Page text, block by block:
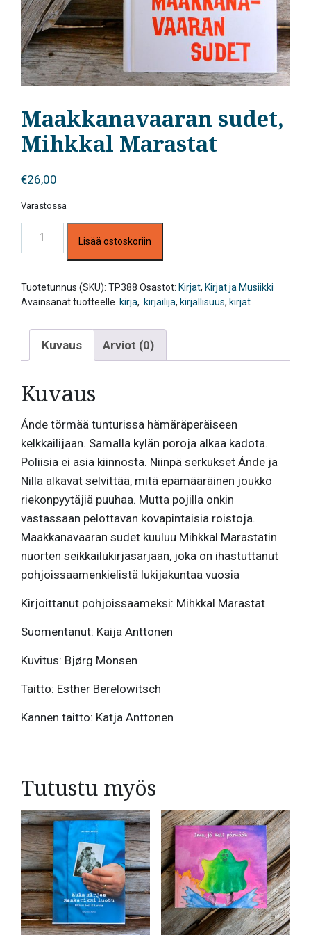
Maakkanavaaran sudet,
Mihkkal Marastat
€26,00
Varastossa
sudet,
määrä
Lisää ostoskoriin
Tuotetunnus (SKU): TP388 Osastot: Kirjat, Kirjat ja Musiikki
Avainsanat tuotteelle kirja, kirjailija, kirjallisuus, kirjat
Kuvaus Arviot (0)
Kuvaus
Ánde törmää tunturissa hämäräperäiseen
kelkkailijaan. Samalla kylän poroja alkaa kadota.
Poliisia ei asia kiinnosta. Niinpä serkukset Ánde ja
Nilla alkavat selvittää, mitä epämääräinen joukko
riekonpyytäjiä puuhaa. Mutta pojilla onkin
vastassaan pelottavan kovapintaisia roistoja.
Maakkanavaaran sudet kuuluu Mihkkal Marastatin
nuorten seikkailukirjasarjaan, joka on ihastuttanut
pohjoissaamenkielistä lukijakuntaa vuosia
Kirjoittanut pohjoissaameksi: Mihkkal Marastat
Suomentanut: Kaija Anttonen
Kuvitus: Bjørg Monsen
Taitto: Esther Berelowitsch
Kannen taitto: Katja Anttonen
Tutustu myös